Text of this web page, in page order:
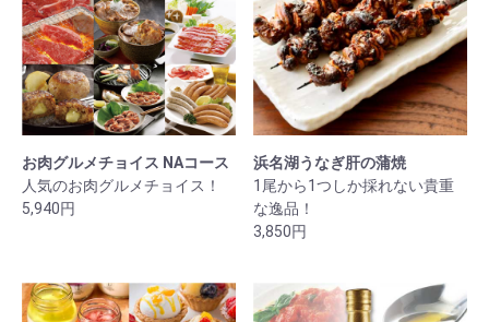
お肉グルメチョイス NAコース
人気のお肉グルメチョイス！
5,940円
浜名湖うなぎ肝の蒲焼
1尾から1つしか採れない貴重
な逸品！
3,850円